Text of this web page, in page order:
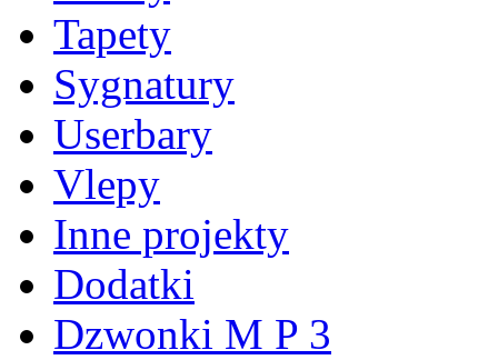
Tapety
Sygnatury
Userbary
Vlepy
Inne projekty
Dodatki
Dzwonki M P 3